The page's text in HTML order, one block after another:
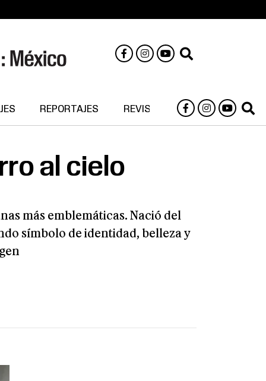
REPORTAJES REVISTA DIGITAL
al cielo
más emblemáticas. Nació del
símbolo de identidad, belleza y